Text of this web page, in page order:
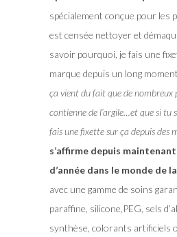
spécialement conçue pour les
est censée nettoyer et
savoir pourquoi, je fais une
marque depuis un long
ça vient du fait que de nombreux
contienne de l’argile…et que si tu
fais une fixette sur ça depuis des
s’affirme depuis
d’année dans le monde de
avec une gamme de soins
paraffine, silicone,PEG, sels
synthèse, colorants artificiels